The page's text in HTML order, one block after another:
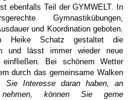
ebenfalls Teil der GYMWELT. In
Gymnastikübungen,
und Koordination geboten.
Heike Schatz gestaltet die
und lässt immer wieder neue
Bei schönem Wetter
durch das gemeinsame Walken
Sie Interesse daran haben, an
können Sie gerne